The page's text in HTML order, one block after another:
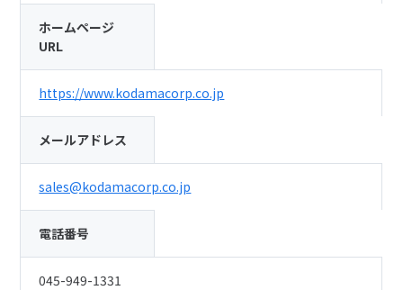
ホームページ
URL
https://www.kodamacorp.co.jp
メールアドレス
sales@kodamacorp.co.jp
電話番号
045-949-1331